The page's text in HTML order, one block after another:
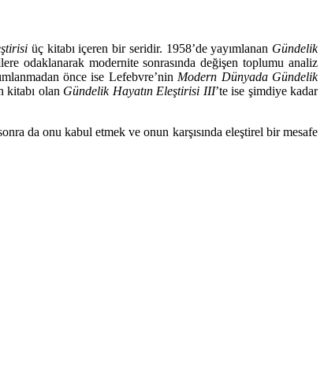
üç kitabı içeren bir seridir. 1958’de yayımlanan Gündelik
odaklanarak modernite sonrasında değişen toplumu analiz
önce ise Lefebvre’nin Modern Dünyada Gündelik
kitabı olan Gündelik Hayatın Eleştirisi III’te ise şimdiye kadar
da onu kabul etmek ve onun karşısında eleştirel bir mesafe